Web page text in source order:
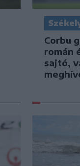
Corbu
román
sajtó,